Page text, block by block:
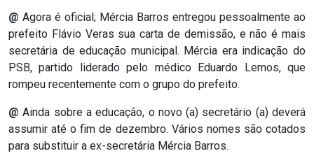
ANIVERSARIANTE
ARTICULAÇÃO
PARLAMENTAR
ARTIGO
ASSEMBLEIA
@ Agora é oficial; Mércia Barros entregou pessoalmente ao
prefeito Flávio Veras sua carta de demissão, e não é mais
secretária de educação municipal. Mércia era indicação do
PSB, partido liderado pelo médico Eduardo Lemos, que
rompeu recentemente com o grupo do prefeito.
@ Ainda sobre a educação, o novo (a) secretário (a) deverá
assumir até o fim de dezembro. Vários nomes são cotados
para substituir a ex-secretária Mércia Barros.